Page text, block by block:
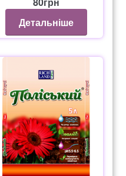
Детальніше